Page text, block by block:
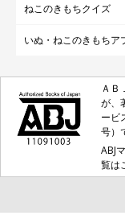
ねこのきもちクイズ
いぬ・ねこのきもちア
ＡＢ
が、
ービ
号）
ABJ
覧は